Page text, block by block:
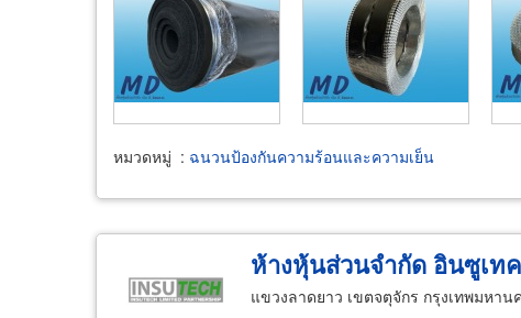
หมวดหมู่ : ฉนวนป้องกันความร้อนและความเย็น
ห้างหุ้นส่วนจำกัด อินซูเทค
แขวงลาดยาว เขตจตุจักร กรุงเทพมหาน